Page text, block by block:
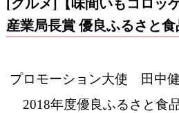
[グルメ]【味間いもコロッ
産業局長賞 優良ふるさと食
プロモーション大使 田中健
2018年度優良ふるさと食